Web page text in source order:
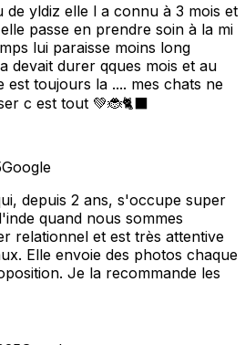
yldiz elle l a connu à 3 mois et
passe en prendre soin à la mi
lui paraisse moins long
devait durer qques mois et au
est toujours la .... mes chats ne
c est tout 💚🐞🐈‍⬛
Google
depuis 2 ans, s'occupe super
quand nous sommes
relationnel et est très attentive
Elle envoie des photos chaque
Je la recommande les